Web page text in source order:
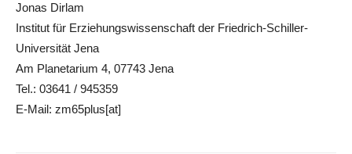
Jonas Dirlam
Institut für Erziehungswissenschaft der Friedrich-Schiller-
Universität Jena
Am Planetarium 4, 07743 Jena
Tel.: 03641 / 945359
E-Mail: zm65plus[at]